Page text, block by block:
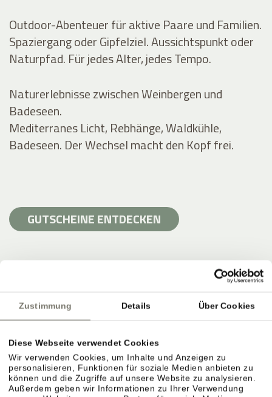
Zustimmung Details Über Cookies
Diese Webseite verwendet Cookies
Wir verwenden Cookies, um Inhalte und Anzeigen zu
personalisieren, Funktionen für soziale Medien anbieten zu
können und die Zugriffe auf unsere Website zu analysieren.
Außerdem geben wir Informationen zu Ihrer Verwendung
Outdoor-Abenteuer für aktive Paare und Familien.
Spaziergang oder Gipfelziel. Aussichtspunkt oder
Naturpfad. Für jedes Alter, jedes Tempo.
Naturerlebnisse zwischen Weinbergen und
Badeseen.
Mediterranes Licht, Rebhänge, Waldkühle,
Badeseen. Der Wechsel macht den Kopf frei.
GUTSCHEINE ENTDECKEN